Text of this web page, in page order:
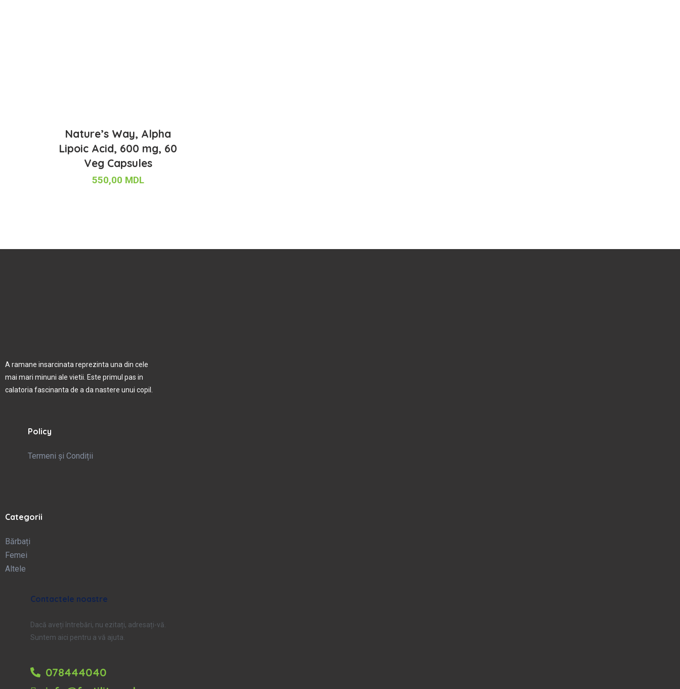
Nature’s Way, Alpha
Lipoic Acid, 600 mg, 60
Veg Capsules
550,00 MDL
A ramane insarcinata reprezinta una din cele
mai mari minuni ale vietii. Este primul pas in
calatoria fascinanta de a da nastere unui copil.
Policy
Termeni și Condiții
Categorii
Bărbați
Femei
Altele
Contactele noastre
Dacă aveți întrebări, nu ezitați, adresați-vă.
Suntem aici pentru a vă ajuta.
078444040